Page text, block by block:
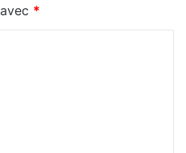
*